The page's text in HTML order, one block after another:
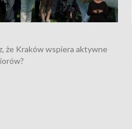
że Kraków wspiera aktywne